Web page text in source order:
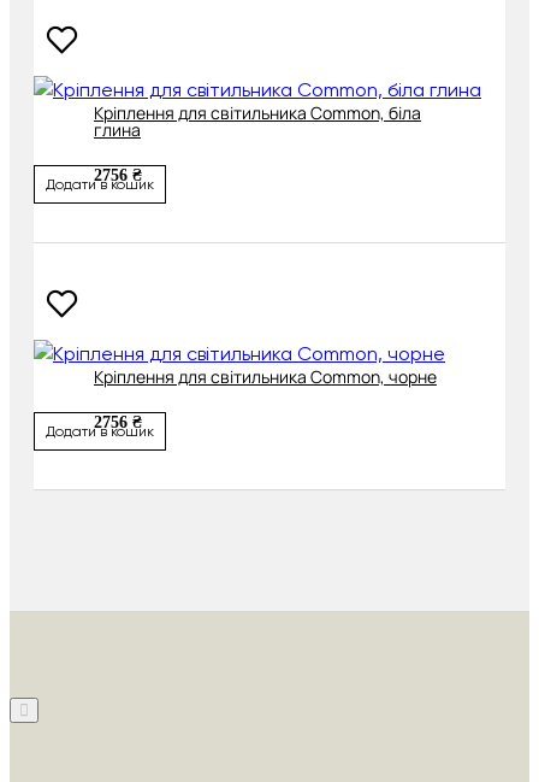
Кріплення для світильника Common, біла
глина
2756 ₴
Додати в кошик
Кріплення для світильника Common, чорне
2756 ₴
Додати в кошик